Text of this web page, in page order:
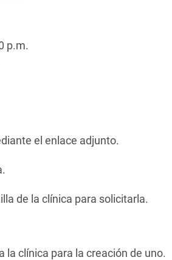
p.m.
el enlace adjunto.
de la clínica para solicitarla.
la clínica para la creación de uno.